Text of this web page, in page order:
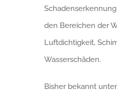
den Bereichen der
Luftdichtigkeit,
Wasserschäden.
Bisher bekannt